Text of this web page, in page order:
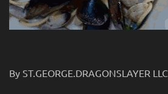
By ST.GEORGE.DRAGONSLAYER LLC